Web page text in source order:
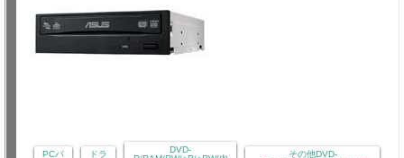
PCパ
ドラ
DVD-
その他DVD-